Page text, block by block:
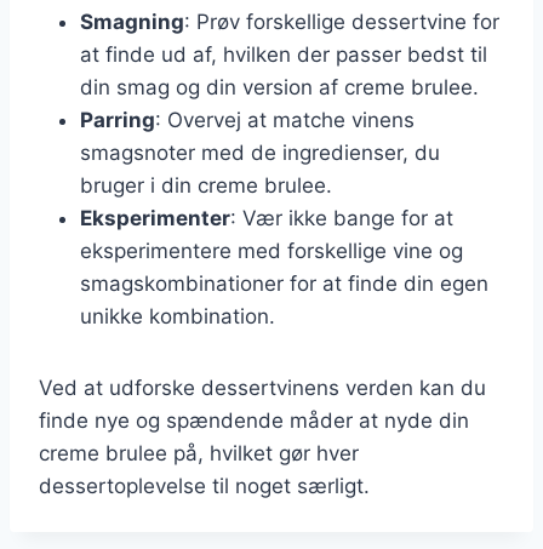
Smagning: Prøv forskellige dessertvine for
at finde ud af, hvilken der passer bedst til
din smag og din version af creme brulee.
Parring: Overvej at matche vinens
smagsnoter med de ingredienser, du
bruger i din creme brulee.
Eksperimenter: Vær ikke bange for at
eksperimentere med forskellige vine og
smagskombinationer for at finde din egen
unikke kombination.
Ved at udforske dessertvinens verden kan du
finde nye og spændende måder at nyde din
creme brulee på, hvilket gør hver
dessertoplevelse til noget særligt.